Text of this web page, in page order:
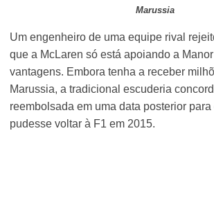
Marussia
Um engenheiro de uma equipe rival
que a McLaren só está apoiando a
vantagens. Embora tenha a receber
Marussia, a tradicional escuderia
reembolsada em uma data posterior
pudesse voltar à F1 em 2015.